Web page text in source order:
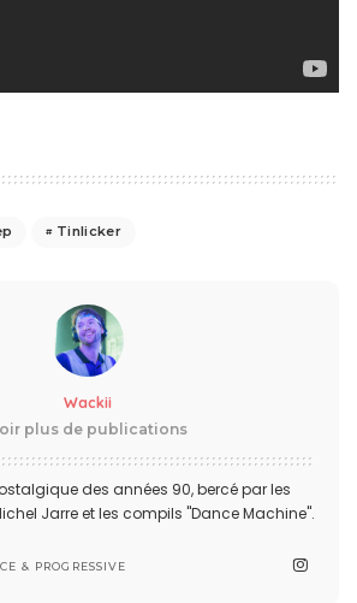
Tinlicker
Wackii
plus de publications
des années 90, bercé par les
Jarre et les compils "Dance Machine".
& PROGRESSIVE